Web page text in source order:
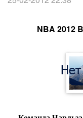
NBA 2012